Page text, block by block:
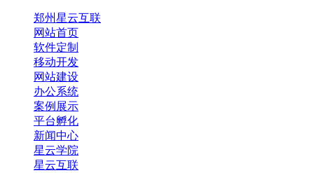
郑州星云互联
网站首页
软件定制
移动开发
网站建设
办公系统
案例展示
平台孵化
新闻中心
星云学院
星云互联